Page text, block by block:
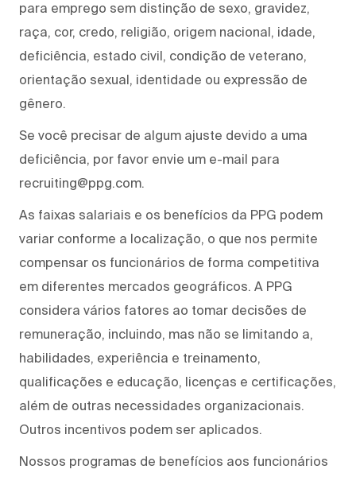
para emprego sem distinção de sexo, gravidez,
raça, cor, credo, religião, origem nacional, idade,
deficiência, estado civil, condição de veterano,
orientação sexual, identidade ou expressão de
gênero.
Se você precisar de algum ajuste devido a uma
deficiência, por favor envie um e-mail para
recruiting@ppg.com.
As faixas salariais e os benefícios da PPG podem
variar conforme a localização, o que nos permite
compensar os funcionários de forma competitiva
em diferentes mercados geográficos. A PPG
considera vários fatores ao tomar decisões de
remuneração, incluindo, mas não se limitando a,
habilidades, experiência e treinamento,
qualificações e educação, licenças e certificações,
além de outras necessidades organizacionais.
Outros incentivos podem ser aplicados.
Nossos programas de benefícios aos funcionários